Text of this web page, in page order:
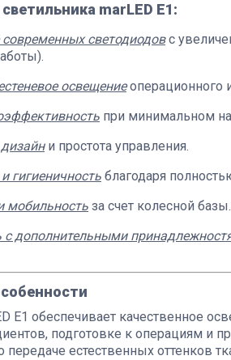
marLED E1:
светодиодовс
освещениеоперационного
при минимальном
и простота управления.
гигиеничность благодаря
мобильность за счет колесной базы.
с дополнительными
E1 обеспечивает качественное
подготовке к операциям и
естественных оттенков